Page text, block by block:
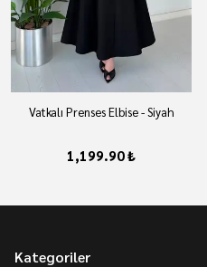
Vatkalı Prenses Elbise - Siyah
1,199.90 ₺
Kategoriler